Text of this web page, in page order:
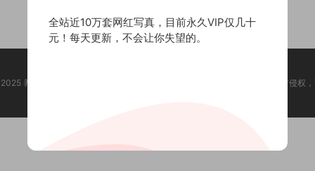
养眼集 版权声明:本站所有资源均收集于网络，版权归原作者所有，如有侵权，
全站近10万套网红写真，目前永久VIP仅几十
元！每天更新，不会让你失望的。